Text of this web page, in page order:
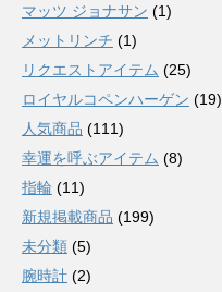
マッツ ジョナサン (1)
メットリンチ (1)
リクエストアイテム (25)
ロイヤルコペンハーゲン (19)
人気商品 (111)
幸運を呼ぶアイテム (8)
指輪 (11)
新規掲載商品 (199)
未分類 (5)
腕時計 (2)